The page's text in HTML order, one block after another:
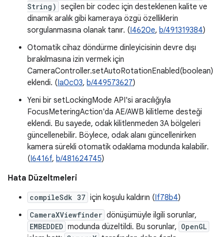
String) seçilen bir codec için desteklenen kalite ve
dinamik aralık gibi kameraya özgü özelliklerin
sorgulanmasına olanak tanır. (I4620e, b/491319384)
Otomatik cihaz döndürme dinleyicisinin devre dışı
bırakılmasına izin vermek için
CameraController.setAutoRotationEnabled(boolean)
eklendi. (Ia0c03, b/449573627)
Yeni bir setLockingMode API'si aracılığıyla
FocusMeteringAction'da AE/AWB kilitleme desteği
eklendi. Bu sayede, odak kilitlenmeden 3A bölgeleri
güncellenebilir. Böylece, odak alanı güncellenirken
kamera sürekli otomatik odaklama modunda kalabilir.
(I6416f, b/481624745)
Hata Düzeltmeleri
compileSdk 37 için koşulu kaldırın (If78b4)
CameraXViewfinder dönüşümüyle ilgili sorunlar,
EMBEDDED modunda düzeltildi. Bu sorunlar, OpenGL